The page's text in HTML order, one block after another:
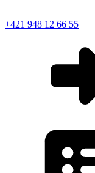
+421 948 12 66 55